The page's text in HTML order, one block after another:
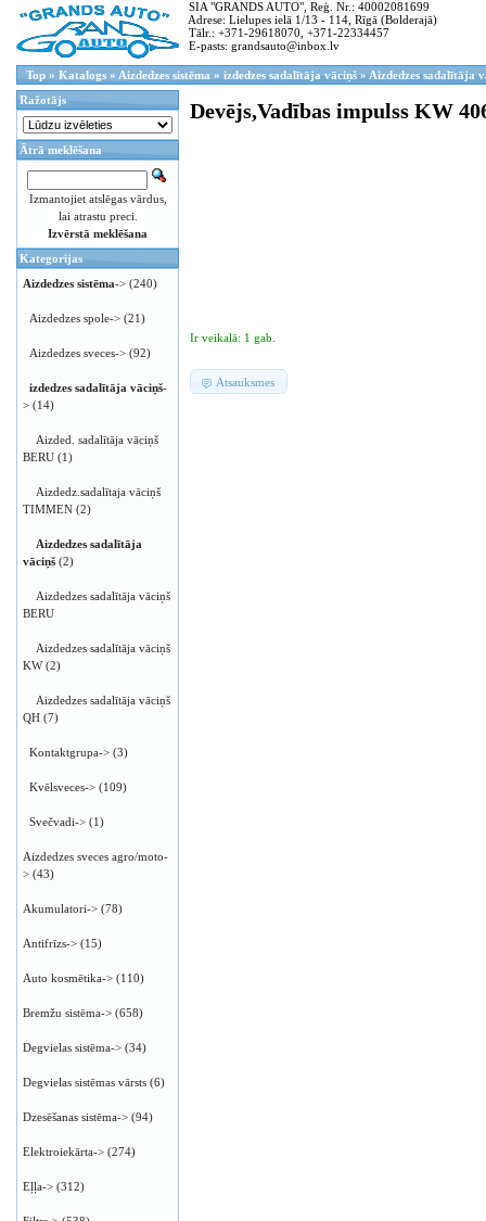
SIA "GRANDS AUTO", Reģ. Nr.: 40002081699
Adrese: Lielupes ielā 1/13 - 114, Rīgā (Bolderajā)
Tālr.: +371-29618070, +371-22334457
E-pasts: grandsauto@inbox.lv
Top » Katalogs » Aizdedzes sistēma » izdedzes sadalītāja vāciņš » Aizdedzes sadalītāja
Devējs,Vadības impulss KW
Ir veikalā: 1 gab.
Atsauksmes
Ražotājs
Ātrā meklēšana
Izmantojiet atslēgas vārdus,
lai atrastu preci.
Izvērstā meklēšana
Kategorijas
Aizdedzes sistēma-> (240)
Aizdedzes spole-> (21)
Aizdedzes sveces-> (92)
izdedzes sadalītāja vāciņš-
> (14)
Aizded. sadalītāja vāciņš
BERU (1)
Aizdedz.sadalītaja vāciņš
TIMMEN (2)
Aizdedzes sadalītāja
vāciņš (2)
Aizdedzes sadalītāja vāciņš
BERU
Aizdedzes sadalītāja vāciņš
KW(2)
Aizdedzes sadalītāja vāciņš
QH (7)
Kontaktgrupa-> (3)
Kvēlsveces-> (109)
Svečvadi-> (1)
Aizdedzes sveces agro/moto-
> (43)
Akumulatori-> (78)
Antifrīzs-> (15)
Auto kosmētika-> (110)
Bremžu sistēma-> (658)
Degvielas sistēma-> (34)
Degvielas sistēmas vārsts (6)
Dzesēšanas sistēma-> (94)
Elektroiekārta-> (274)
Eļļa-> (312)